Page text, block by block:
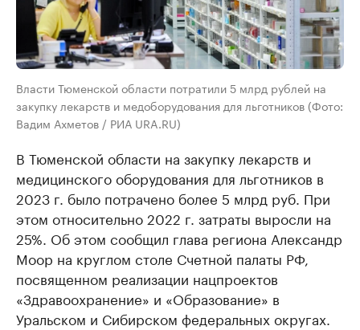
Власти Тюменской области потратили 5 млрд рублей на
закупку лекарств и медоборудования для льготников (Фото:
Вадим Ахметов / РИА URA.RU)
В Тюменской области на закупку лекарств и
медицинского оборудования для льготников в
2023 г. было потрачено более 5 млрд руб. При
этом относительно 2022 г. затраты выросли на
25%. Об этом сообщил глава региона Александр
Моор на круглом столе Счетной палаты РФ,
посвященном реализации нацпроектов
«Здравоохранение» и «Образование» в
Уральском и Сибирском федеральных округах.